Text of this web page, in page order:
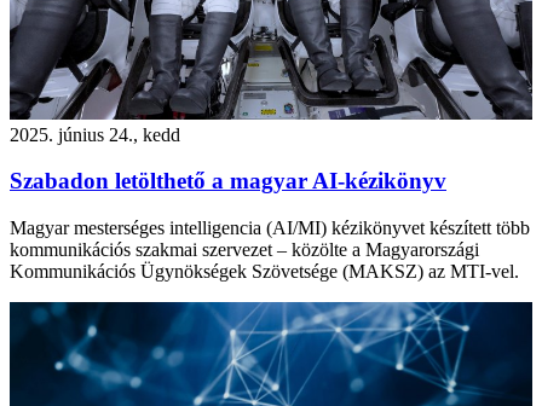
2025. június 24., kedd
Szabadon letölthető a magyar AI-kézikönyv
Magyar mesterséges intelligencia (AI/MI) kézikönyvet készített több
kommunikációs szakmai szervezet – közölte a Magyarországi
Kommunikációs Ügynökségek Szövetsége (MAKSZ) az MTI-vel.